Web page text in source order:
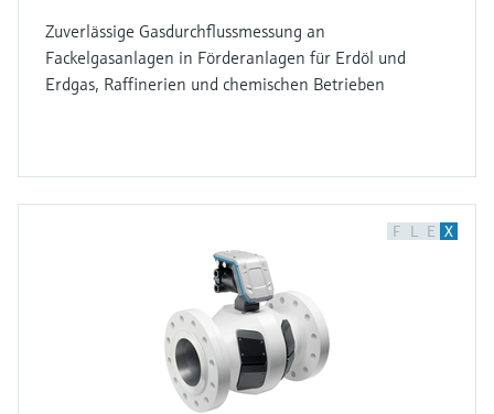
Zuverlässige Gasdurchflussmessung an
Fackelgasanlagen in Förderanlagen für Erdöl und
Erdgas, Raffinerien und chemischen Betrieben
F L E X